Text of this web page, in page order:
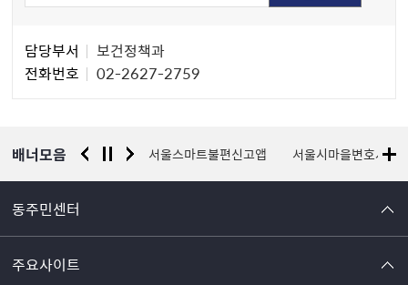
자
담당부서
보건정책과
전화번호
02-2627-2759
배너모음
터 금천문화재단 서울스마트불편신고앱 서울시마을변호사
동주민센터
주요사이트